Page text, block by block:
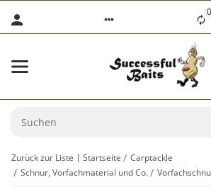
0
Zurück zur Liste Startseite
Carptackle
Schnur, Vorfachmaterial und Co.